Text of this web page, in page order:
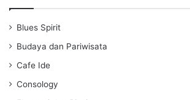
Blues Spirit
Budaya dan Pariwisata
Cafe Ide
Consology